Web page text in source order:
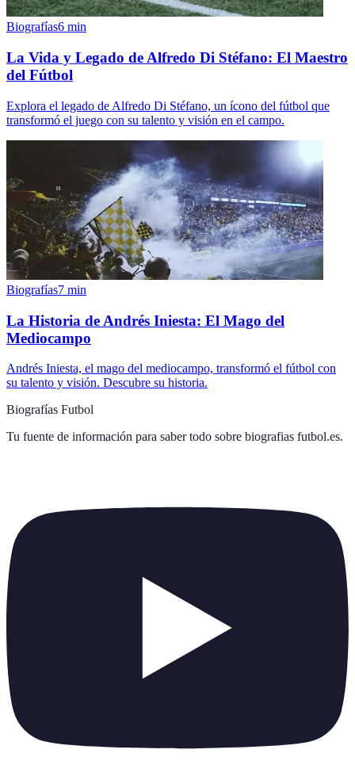
Biografías6 min
La Vida y Legado de Alfredo Di Stéfano: El Maestro
del Fútbol
Explora el legado de Alfredo Di Stéfano, un ícono del fútbol que
transformó el juego con su talento y visión en el campo.
Biografías7 min
La Historia de Andrés Iniesta: El Mago del
Mediocampo
Andrés Iniesta, el mago del mediocampo, transformó el fútbol con
su talento y visión. Descubre su historia.
Biografías Futbol
Tu fuente de información para saber todo sobre biografias futbol.es.